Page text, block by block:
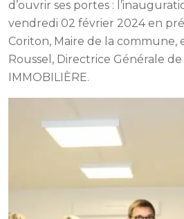
d’ouvrir ses portes :
vendredi 02 février 2024 en
Coriton, Maire de la commune,
Roussel, Directrice Générale de
IMMOBILIÈRE.